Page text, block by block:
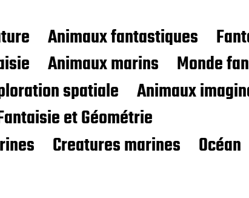
Animaux fantastiques
Animaux marins
Monde
spatiale
Animaux
et Géométrie
Creatures marines
Océan